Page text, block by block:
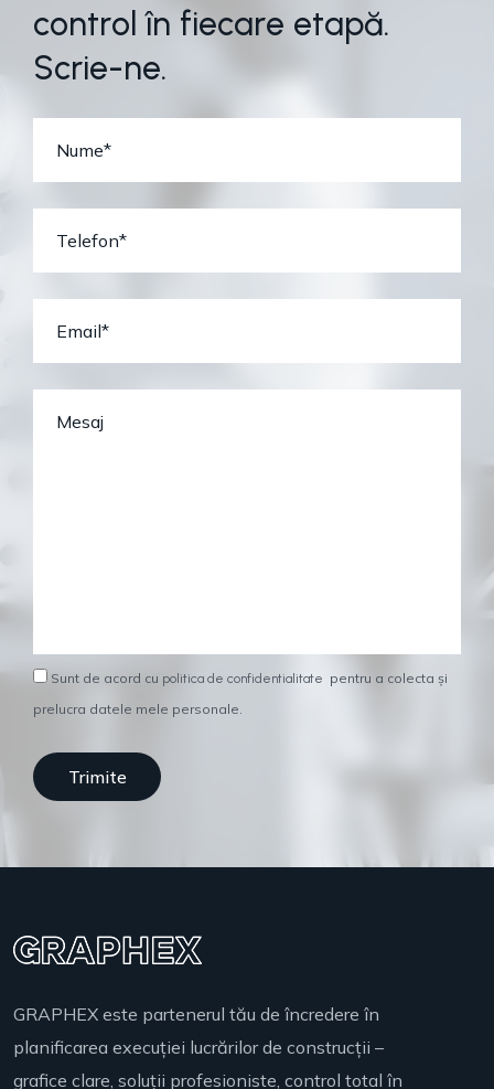
control în fiecare etapă.
Scrie-ne.
Sunt de acord cu politica de confidentialitate pentru a colecta și
prelucra datele mele personale.
GRAPHEX este partenerul tău de încredere în
planificarea execuției lucrărilor de construcții –
grafice clare, soluții profesioniste, control total în